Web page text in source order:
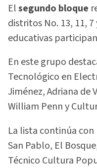
Elsegundo bloque
distritos No. 13, 11,
educativas
En este grupo
Tecnológico en
Jiménez, Adriana de
William Penn y
La lista continúa
San Pablo, El
Técnico Cultura